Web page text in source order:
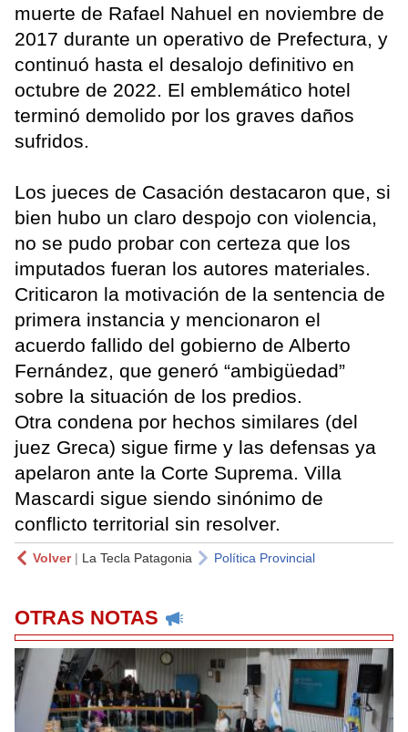
muerte de Rafael Nahuel en noviembre de
2017 durante un operativo de Prefectura, y
continuó hasta el desalojo definitivo en
octubre de 2022. El emblemático hotel
terminó demolido por los graves daños
sufridos.
Los jueces de Casación destacaron que, si
bien hubo un claro despojo con violencia,
no se pudo probar con certeza que los
imputados fueran los autores materiales.
Criticaron la motivación de la sentencia de
primera instancia y mencionaron el
acuerdo fallido del gobierno de Alberto
Fernández, que generó “ambigüedad”
sobre la situación de los predios.
Otra condena por hechos similares (del
juez Greca) sigue firme y las defensas ya
apelaron ante la Corte Suprema. Villa
Mascardi sigue siendo sinónimo de
conflicto territorial sin resolver.
Volver| La Tecla Patagonia Política Provincial
OTRAS NOTAS